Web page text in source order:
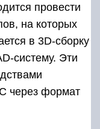
провести
на которых
в 3D-сборку
систему. Эти
через формат